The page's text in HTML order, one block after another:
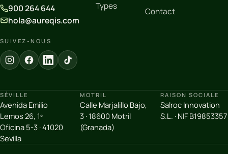
900 264 644
hola@aureqis.com
SUIVEZ-NOUS
Types
Contact
SÉVILLE
Avenida Emilio
Lemos 26, 1º
Oficina 5-3 · 41020
Sevilla
MOTRIL
Calle Marjalillo Bajo,
3 · 18600 Motril
(Granada)
RAISON SOCIALE
Salroc Innovation
S.L. · NIF B19853357